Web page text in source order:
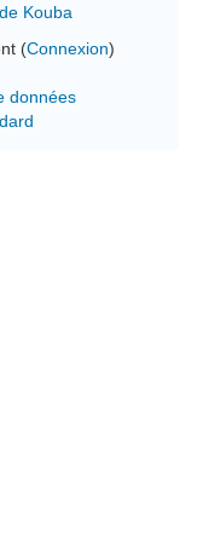
Kouba
(Connexion)
données